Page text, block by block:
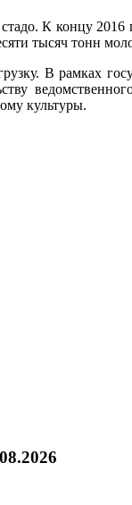
К концу
тысяч тонн
В рамках
культуры.